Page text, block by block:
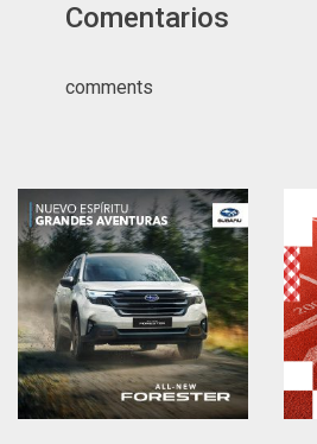
Comentarios
comments